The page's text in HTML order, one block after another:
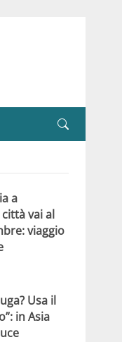
a
vai al
viaggio
Usa il
in Asia